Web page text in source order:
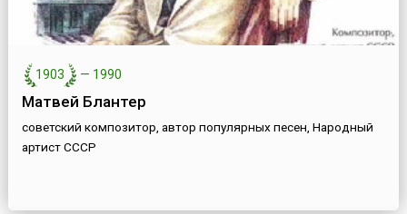
1903 — 1990
Матвей Блантер
советский композитор, автор популярных песен, Народный
артист СССР